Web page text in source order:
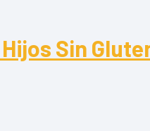
de Cabrera
Sin
Mis Hijos Sin Gluten